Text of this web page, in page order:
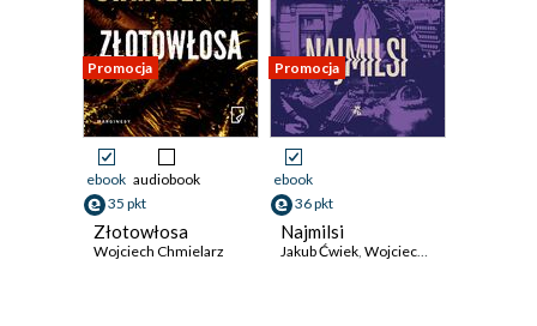
Promocja
ebook audiobook
35 pkt
Złotowłosa
Wojciech Chmielarz
Promocja
ebook
36 pkt
Najmilsi
Jakub Ćwiek, Wojciech Chmielarz